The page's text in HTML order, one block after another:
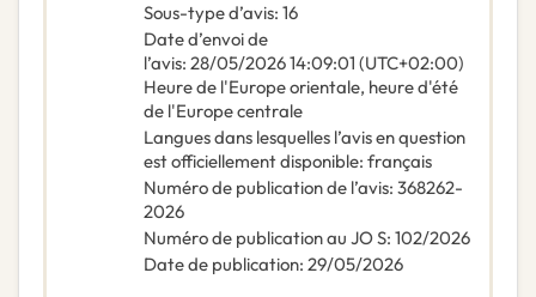
Sous-type d’avis: 16
Date d’envoi de
l’avis: 28/05/202614:09:01 (UTC+02:00)
Heure de l'Europe orientale, heure d'été
de l'Europe centrale
Langues dans lesquelles l’avis en question
est officiellement disponible: français
Numéro de publication de l’avis: 368262-
2026
Numéro de publication au JO S: 102/2026
Date de publication: 29/05/2026